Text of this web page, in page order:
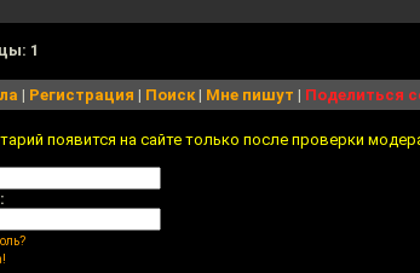
1
| Регистрация | Поиск| Мне пишут | Поделиться
появится на сайте только после проверки